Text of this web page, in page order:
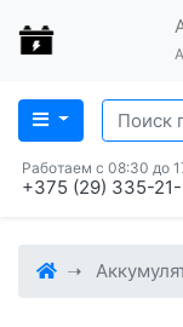
Работаем с 08:30 до
+375 (29) 335-